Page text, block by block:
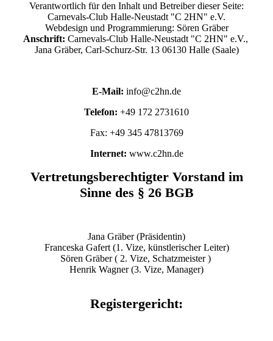
Verantwortlich für den Inhalt und Betreiber dieser Seite:
Carnevals-Club Halle-Neustadt "C 2HN" e.V.
Webdesign und Programmierung: Sören Gräber
Anschrift: Carnevals-Club Halle-Neustadt "C 2HN" e.V.,
Jana Gräber, Carl-Schurz-Str. 13 06130 Halle (Saale)
E-Mail: info@c2hn.de
Telefon: +49 172 2731610
Fax: +49 345 47813769
Internet: www.c2hn.de
Vertretungsberechtigter Vorstand im
Sinne des § 26 BGB
Jana Gräber (Präsidentin)
Franceska Gafert (1. Vize, künstlerischer Leiter)
Sören Gräber ( 2. Vize, Schatzmeister )
Henrik Wagner (3. Vize, Manager)
Registergericht: